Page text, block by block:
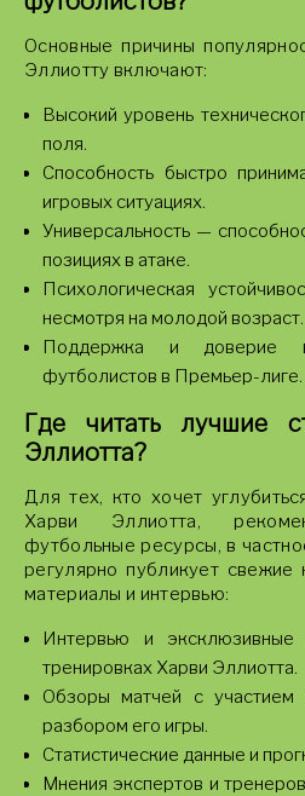
Основные причины
Эллиотту включают:
Высокий уровень
поля.
Способность быстро
игровых ситуациях.
Универсальность —
позициях в атаке.
Психологическая
несмотря на молодой возраст.
Поддержка и доверие
футболистов в Премьер-лиге.
Где читать лучшие
Эллиотта?
Для тех, кто хочет
Харви Эллиотта,
футбольные ресурсы, в
регулярно публикует свежие
материалы и интервью:
Интервью и
тренировках Харви Эллиотта.
Обзоры матчей с
разбором его игры.
Статистические данные и
Мнения экспертов и